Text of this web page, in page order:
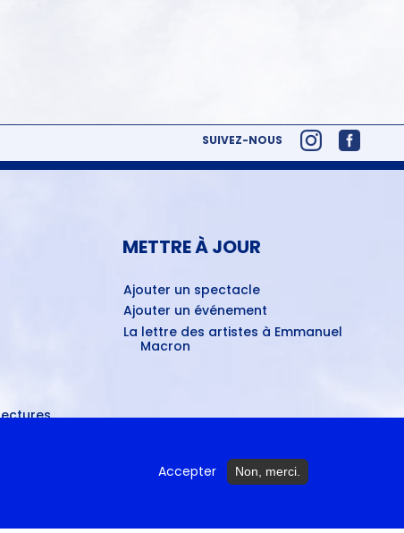
SUIVEZ-NOUS
METTRE À JOUR
Ajouter un spectacle
Ajouter un événement
La lettre des artistes à Emmanuel
Macron
Accepter Non, merci.